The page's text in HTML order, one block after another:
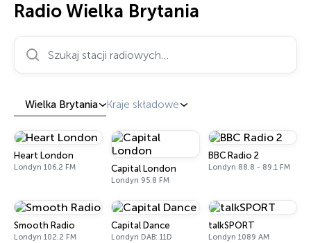
Radio Wielka Brytania
Szukaj stacji radiowych…
Wielka Brytania Kraje składowe
Heart London
Londyn 106.2 FM Capital London
Londyn 95.8 FM
BBC Radio 2
Londyn 88.8 - 89.1 FM
Smooth Radio
Londyn 102.2 FM
Capital Dance
Londyn DAB: 11D
talkSPORT
Londyn 1089 AM